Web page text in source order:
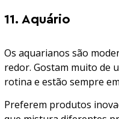
11. Aquário
Os aquarianos são
redor. Gostam muito de
rotina e estão sempre
Preferem produtos